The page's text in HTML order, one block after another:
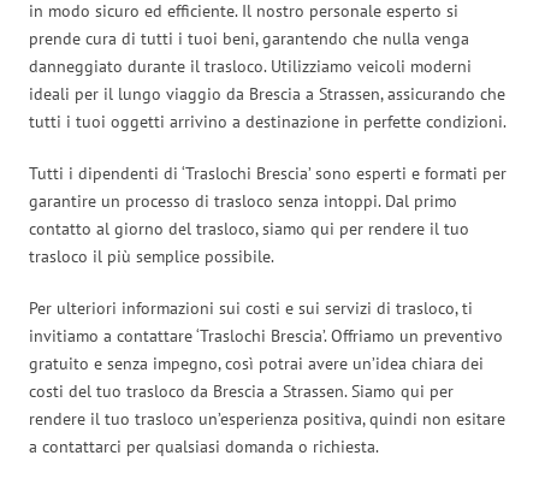
in modo sicuro ed efficiente. Il nostro personale esperto si
prende cura di tutti i tuoi beni, garantendo che nulla venga
danneggiato durante il trasloco. Utilizziamo veicoli moderni
ideali per il lungo viaggio da Brescia a Strassen, assicurando che
tutti i tuoi oggetti arrivino a destinazione in perfette condizioni.
Tutti i dipendenti di ‘Traslochi Brescia’ sono esperti e formati per
garantire un processo di trasloco senza intoppi. Dal primo
contatto al giorno del trasloco, siamo qui per rendere il tuo
trasloco il più semplice possibile.
Per ulteriori informazioni sui costi e sui servizi di trasloco, ti
invitiamo a contattare ‘Traslochi Brescia’. Offriamo un preventivo
gratuito e senza impegno, così potrai avere un’idea chiara dei
costi del tuo trasloco da Brescia a Strassen. Siamo qui per
rendere il tuo trasloco un’esperienza positiva, quindi non esitare
a contattarci per qualsiasi domanda o richiesta.